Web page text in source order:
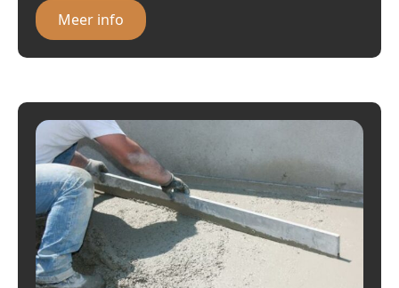
Meer info